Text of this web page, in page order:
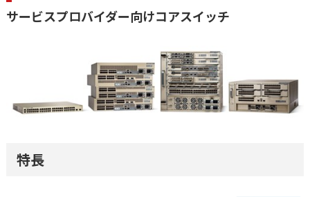
サービスプロバイダー向けコアスイッチ
特長